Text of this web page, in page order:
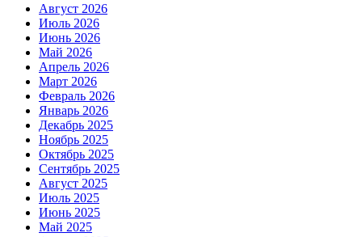
Август 2026
Июль 2026
Июнь 2026
Май 2026
Апрель 2026
Март 2026
Февраль 2026
Январь 2026
Декабрь 2025
Ноябрь 2025
Октябрь 2025
Сентябрь 2025
Август 2025
Июль 2025
Июнь 2025
Май 2025